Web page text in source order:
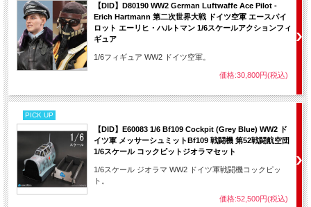
【DID】D80190 WW2 German Luftwaffe Ace Pilot -
Erich Hartmann 第二次世界大戦 ドイツ空軍 エースパイ
ロット エーリヒ・ハルトマン 1/6スケールアクションフィ
ギュア
1/6フィギュア WW2 ドイツ空軍。
価格:30,800円(税込)
PICK UP
【DID】E60083 1/6 Bf109 Cockpit (Grey Blue) WW2 ド
イツ軍 メッサーシュミットBf109 戦闘機 第52戦闘航空団
1/6スケール コックピットジオラマセット
1/6スケール ジオラマ WW2 ドイツ軍戦闘機コックピッ
ト。
価格:52,500円(税込)